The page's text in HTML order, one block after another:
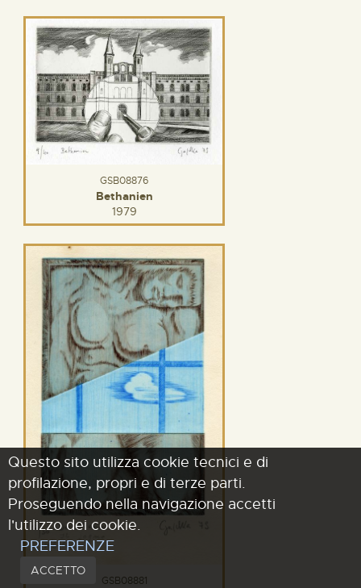
GSB08876
Bethanien
1979
GSB08881
Questo sito utilizza cookie tecnici e di
profilazione, propri e di terze parti.
Proseguendo nella navigazione accetti
l'utilizzo dei cookie.
PREFERENZE
ACCETTO